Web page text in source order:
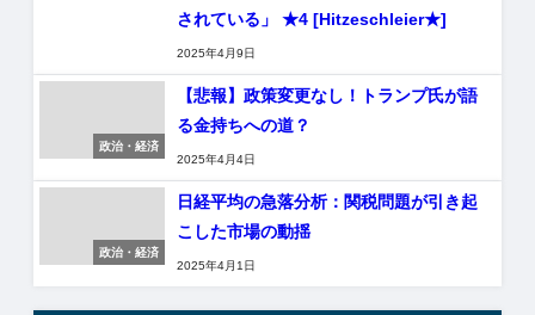
されている」 ★4 [Hitzeschleier★]
2025年4月9日
政治・経済
【悲報】政策変更なし！トランプ氏が語
る金持ちへの道？
2025年4月4日
政治・経済
日経平均の急落分析：関税問題が引き起
こした市場の動揺
2025年4月1日